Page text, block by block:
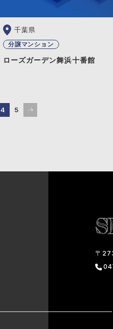
千葉県
分譲マンション
ローズガーデン舞浜十番館
4 5
〒